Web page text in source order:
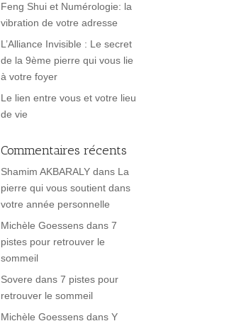
Feng Shui et Numérologie: la
vibration de votre adresse
L’Alliance Invisible : Le secret
de la 9ème pierre qui vous lie
à votre foyer
Le lien entre vous et votre lieu
de vie
Commentaires récents
Shamim AKBARALY dans La
pierre qui vous soutient dans
votre année personnelle
Michèle Goessens dans7
pistes pour retrouver le
sommeil
Sovere dans7 pistes pour
retrouver le sommeil
Michèle Goessens dansY